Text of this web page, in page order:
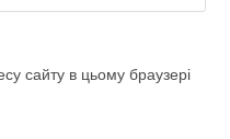
сайту в цьому браузері